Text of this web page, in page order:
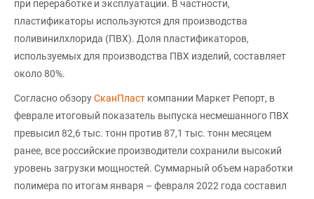
при переработке и эксплуатации. В частности,
пластификаторы используются для производства
поливинилхлорида (ПВХ). Доля пластификаторов,
используемых для производства ПВХ изделий, составляет
около 80%.
Согласно обзоруСканПласт компании Маркет Репорт, в
феврале итоговый показатель выпуска несмешанного ПВХ
превысил 82,6 тыс. тонн против 87,1 тыс. тонн месяцем
ранее, все российские производители сохранили высокий
уровень загрузки мощностей. Суммарный объем наработки
полимера по итогам января – февраля 2022 года составил